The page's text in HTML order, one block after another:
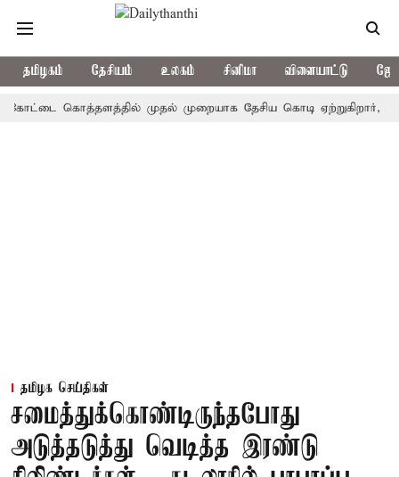
தமிழகம் தேசியம் உலகம் சினிமா விளையாட்டு
கொத்தளத்தில் முதல் முறையாக தேசிய கொடி ஏற்றுகிறார், முதல்-
தமிழக செய்திகள்
சமைத்துக்கொண்டிருந்தபோது
அடுத்தடுத்து வெடித்த இரண்டு